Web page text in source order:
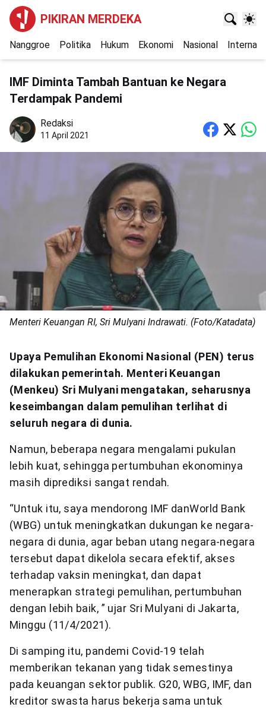
PIKIRAN MERDEKA
Nanggroe Politika Hukum Ekonomi Nasional
IMF Diminta Tambah Bantuan ke Negara
Terdampak Pandemi
Redaksi
11 April 2021
Menteri Keuangan RI, Sri Mulyani Indrawati. (Foto/Katadata)
Upaya Pemulihan Ekonomi Nasional (PEN) terus
dilakukan pemerintah. Menteri Keuangan
(Menkeu) Sri Mulyani mengatakan, seharusnya
keseimbangan dalam pemulihan terlihat di
seluruh negara di dunia.
Namun, beberapa negara mengalami pukulan
lebih kuat, sehingga pertumbuhan ekonominya
masih diprediksi sangat rendah.
“Untuk itu, saya mendorong IMF danWorld Bank
(WBG) untuk meningkatkan dukungan ke negara-
negara di dunia, agar beban utang negara-negara
tersebut dapat dikelola secara efektif, akses
terhadap vaksin meningkat, dan dapat
menerapkan strategi pemulihan, pertumbuhan
dengan lebih baik, ” ujar Sri Mulyani di Jakarta,
Minggu (11/4/2021).
Di samping itu, pandemi Covid-19 telah
memberikan tekanan yang tidak semestinya
pada keuangan sektor publik. G20, WBG, IMF, dan
kreditor swasta harus bekerja sama untuk